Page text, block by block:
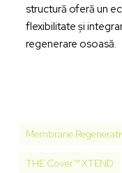
structură oferă un
flexibilitate și
regenerare osoasă.
Membrane
THE Cover™ XTEND